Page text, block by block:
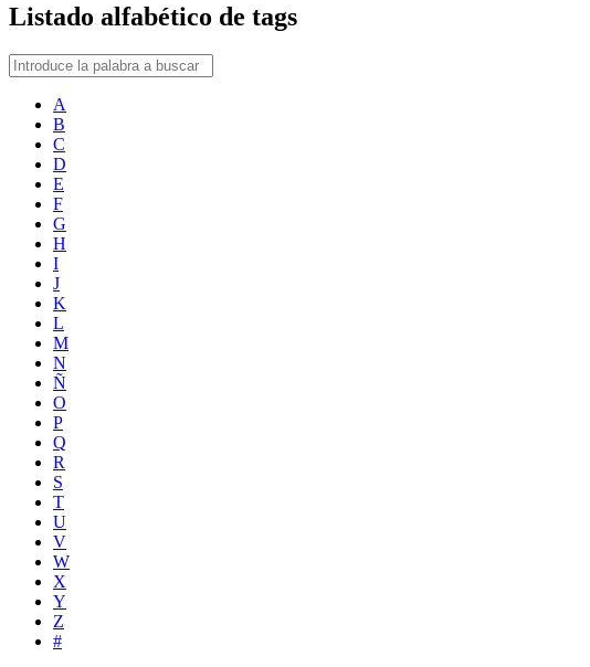
Listado alfabético de tags
A
B
C
D
E
F
G
H
I
J
K
L
M
N
Ñ
O
P
Q
R
S
T
U
V
W
X
Y
Z
#